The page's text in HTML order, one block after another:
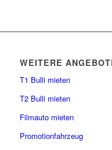
WEITERE
T1 Bulli mieten
T2 Bulli mieten
Filmauto mieten
Promotionfahrzeug